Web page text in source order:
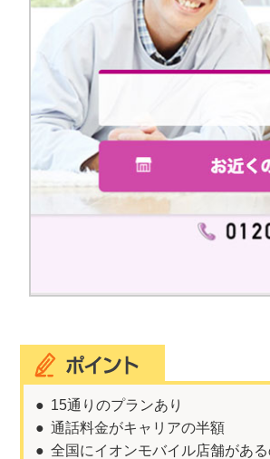
15通りのプランあり
通話料金がキャリアの半額
全国にイオンモバイル店舗があ